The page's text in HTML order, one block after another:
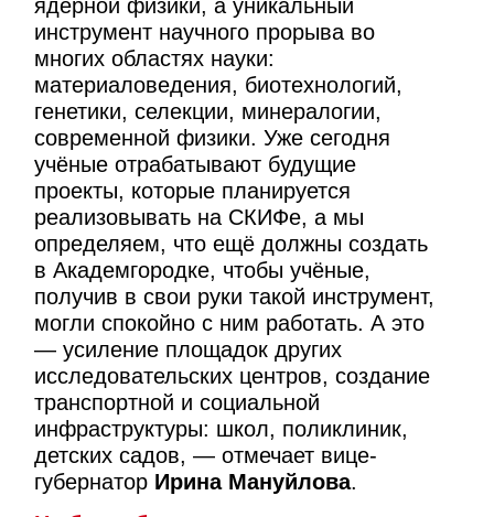
ядерной физики, а уникальный
инструмент научного прорыва во
многих областях науки:
материаловедения, биотехнологий,
генетики, селекции, минералогии,
современной физики. Уже сегодня
учёные отрабатывают будущие
проекты, которые планируется
реализовывать на СКИФе, а мы
определяем, что ещё должны создать
в Академгородке, чтобы учёные,
получив в свои руки такой инструмент,
могли спокойно с ним работать. А это
— усиление площадок других
исследовательских центров, создание
транспортной и социальной
инфраструктуры: школ, поликлиник,
детских садов, — отмечает вице-
губернатор Ирина Мануйлова.